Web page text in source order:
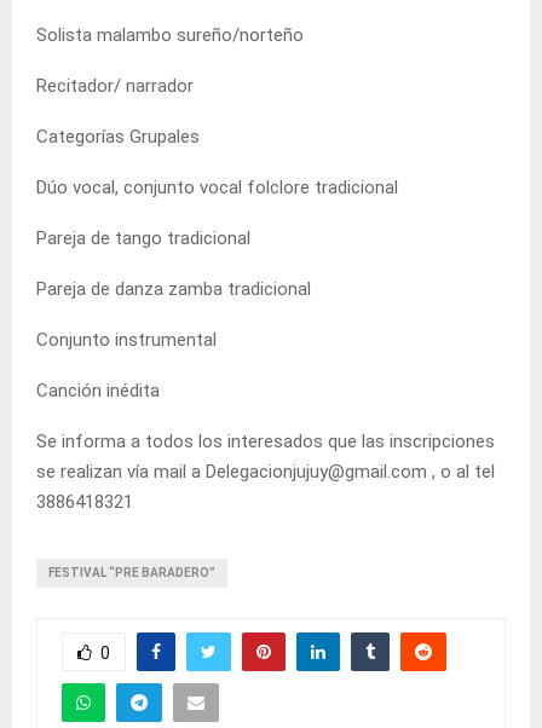
Solista malambo sureño/norteño
Recitador/ narrador
Categorías Grupales
Dúo vocal, conjunto vocal folclore tradicional
Pareja de tango tradicional
Pareja de danza zamba tradicional
Conjunto instrumental
Canción inédita
Se informa a todos los interesados que las inscripciones
se realizan vía mail a Delegacionjujuy@gmail.com , o al tel
3886418321
FESTIVAL “PRE BARADERO”
0